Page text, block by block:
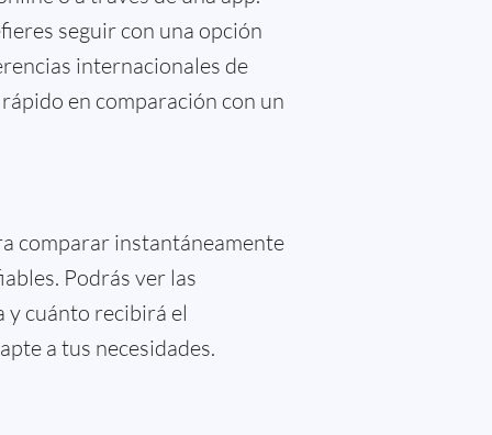
seguir con una opción
internacionales de
en comparación con un
comparar instantáneamente
Podrás ver las
y cuánto recibirá el
a tus necesidades.